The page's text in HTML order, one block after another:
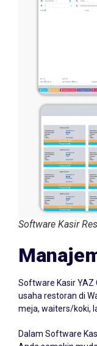
Software Kasir
usaha restoran di
meja, waiters/koki,
Anda semakin